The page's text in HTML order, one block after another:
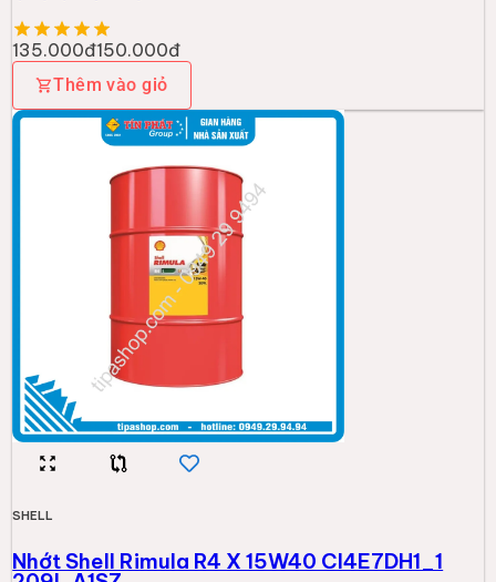
135.000đ150.000đ
Thêm vào giỏ
SHELL
Nhớt Shell Rimula R4 X 15W40 CI4E7DH1_1